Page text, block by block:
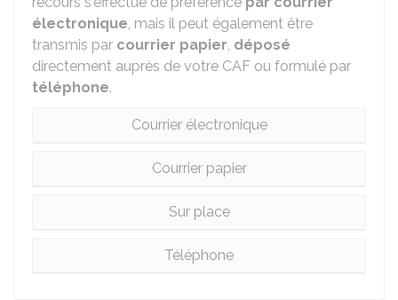
électronique, mais il peut également être
transmis par courrier papier, déposé
directement auprès de votre CAF ou formulé par
téléphone.
Courrier électronique
Courrier papier
Sur place
Téléphone